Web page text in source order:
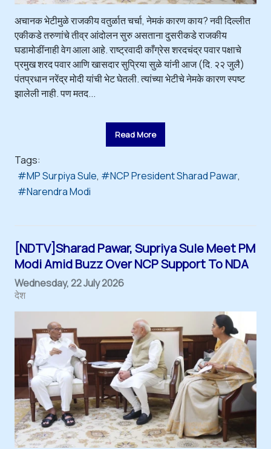
अचानक भेटीमुळे राजकीय वतुर्ळात चर्चा, नेमकं कारण काय? नवी दिल्लीत
एकीकडे तरुणांचे तीव्र आंदोलन सुरु असताना दुसरीकडे राजकीय
घडामोडींनाही वेग आला आहे. राष्ट्रवादी काँग्रेस शरदचंद्र पवार पक्षाचे
प्रमुख शरद पवार आणि खासदार सुप्रिया सुळे यांनी आज (दि. २२ जुलै)
पंतप्रधान नरेंद्र मोदी यांची भेट घेतली. त्यांच्या भेटीचे नेमके कारण स्पष्ट
झालेली नाही. पण मतद...
Read More
Tags:
MP Surpiya Sule
NCP President Sharad Pawar
Narendra Modi
[NDTV]Sharad Pawar, Supriya Sule Meet PM
Modi Amid Buzz Over NCP Support To NDA
Wednesday, 22 July 2026
देश